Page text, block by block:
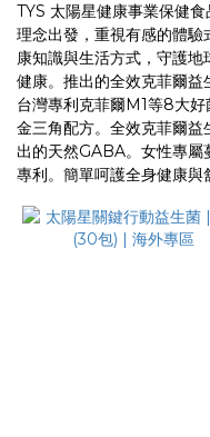
TYS 太陽星健康事業保健
理念出發，重視有感的體
康知識與生活方式，守護
健康。推出的全效克菲爾
台灣專利克菲爾M1等8大
金三角配方。全效克菲爾益
出的天然GABA。女性專屬
專利。簡單呵護全身健康與